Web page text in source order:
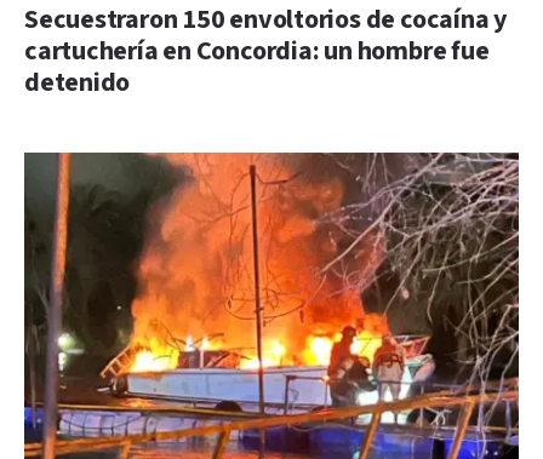
Secuestraron 150 envoltorios de cocaína y
cartuchería en Concordia: un hombre fue
detenido